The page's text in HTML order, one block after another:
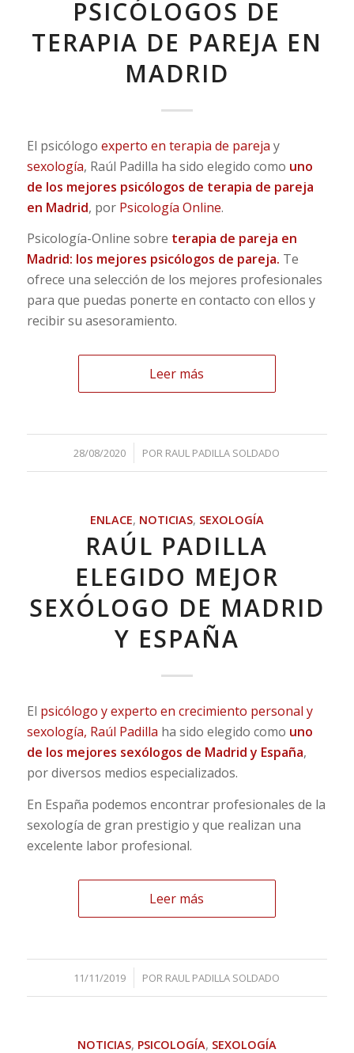
PSICÓLOGOS DE
TERAPIA DE PAREJA EN
MADRID
El psicólogo experto en terapia de pareja y
sexología, Raúl Padilla ha sido elegido como uno
de los mejores psicólogos de terapia de pareja
en Madrid, por Psicología Online.
Psicología-Online sobre terapia de pareja en
Madrid: los mejores psicólogos de pareja. Te
ofrece una selección de los mejores profesionales
para que puedas ponerte en contacto con ellos y
recibir su asesoramiento.
Leer más
28/08/2020
/ POR RAUL PADILLA SOLDADO
ENLACE, NOTICIAS, SEXOLOGÍA
RAÚL PADILLA
ELEGIDO MEJOR
SEXÓLOGO DE MADRID
Y ESPAÑA
El psicólogo y experto en crecimiento personal y
sexología, Raúl Padilla ha sido elegido como uno
de los mejores sexólogos de Madrid y España,
por diversos medios especializados.
En España podemos encontrar profesionales de la
sexología de gran prestigio y que realizan una
excelente labor profesional.
Leer más
11/11/2019
/ POR RAUL PADILLA SOLDADO
NOTICIAS, PSICOLOGÍA, SEXOLOGÍA